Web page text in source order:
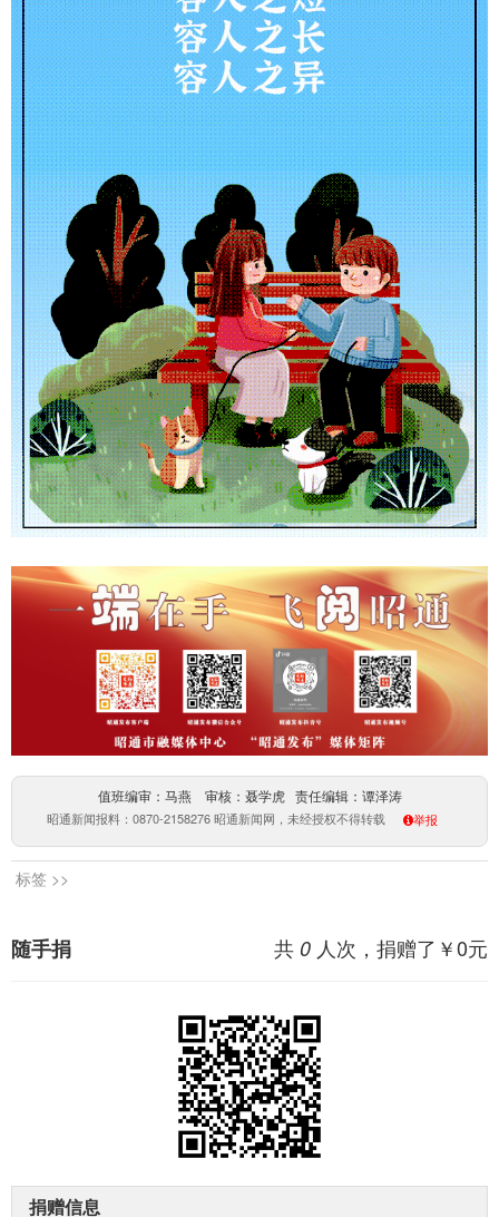
值班编审：马燕 审核：聂学虎 责任编辑：谭泽涛
昭通新闻报料：0870-2158276 昭通新闻网，未经授权不得转载 举报
标签 >>
共 0 人次，捐赠了￥0元
随手捐
捐赠信息